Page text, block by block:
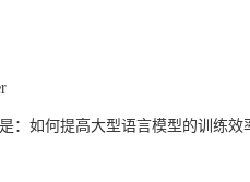
：如何提高大型语言模型的训练